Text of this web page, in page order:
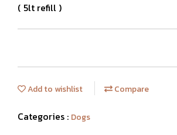
( 5lt refill )
Add to wishlist Compare
Categories : Dogs